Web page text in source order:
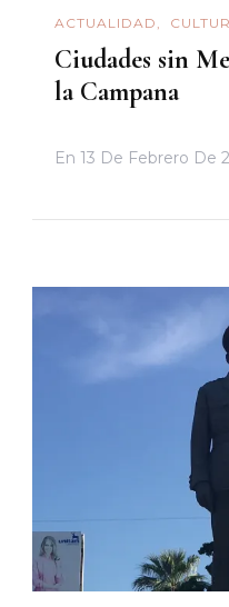
ACTUALIDAD
Ciudades sin
la Campana
En 13 De Febrero De